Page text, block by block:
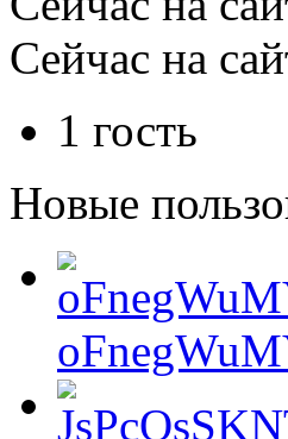
Сейчас на
1 гость
Новые